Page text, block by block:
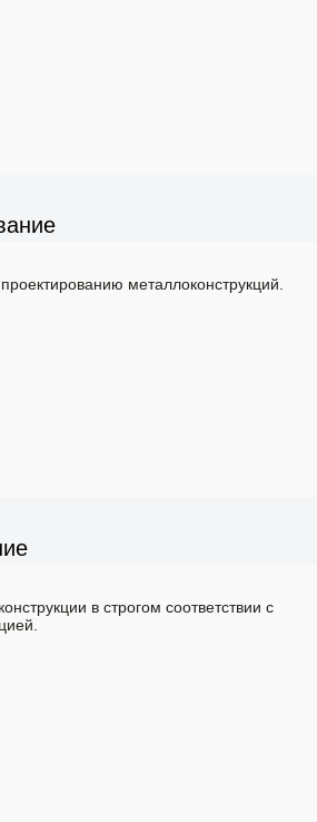
металлоконструкций.
в строгом соответствии с